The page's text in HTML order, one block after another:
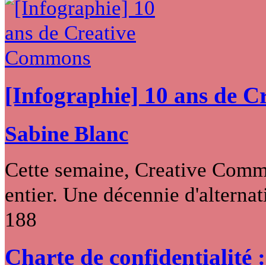
[Infographie] 10 ans de
Sabine Blanc
Cette semaine, Creative
entier. Une décennie
188
Charte de confidentialité